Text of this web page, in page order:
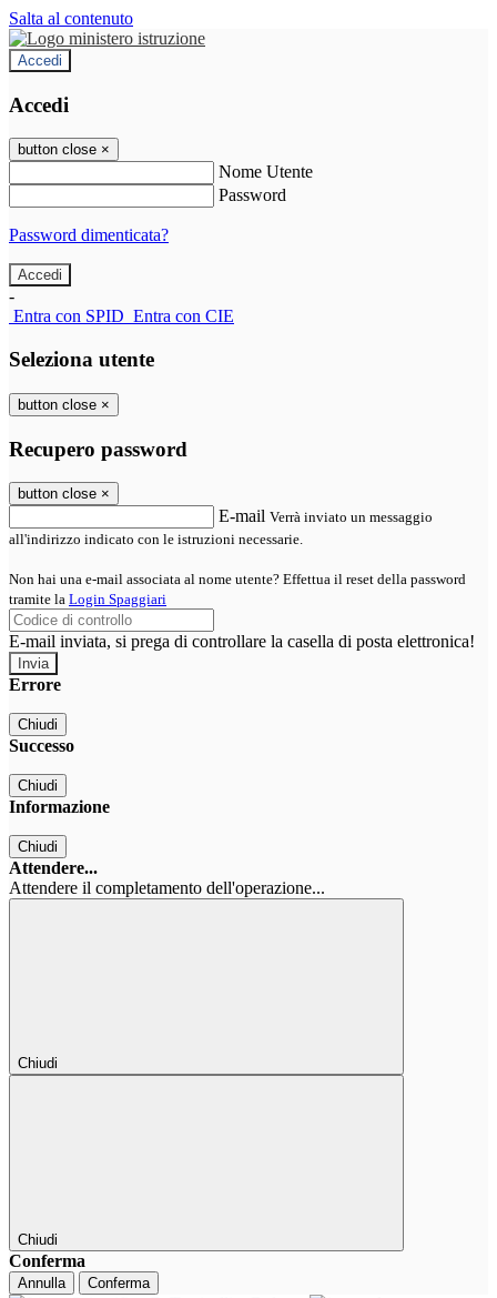
Salta al contenuto
Accedi
Accedi
button close ×
Nome Utente
Password
Password dimenticata?
-
Entra con SPID Entra con CIE
Seleziona utente
button close ×
Recupero password
button close ×
E-mail Verrà inviato un messaggio
all'indirizzo indicato con le istruzioni necessarie.
Non hai una e-mail associata al nome utente? Effettua il reset della password
tramite la Login Spaggiari
E-mail inviata, si prega di controllare la casella di posta elettronica!
Errore
Chiudi
Successo
Chiudi
Informazione
Chiudi
Attendere...
Attendere il completamento dell'operazione...
Chiudi
Chiudi
Conferma
Annulla Conferma